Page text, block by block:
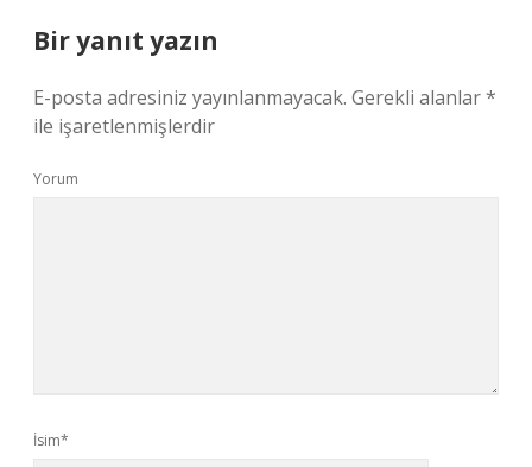
Bir yanıt yazın
E-posta adresiniz yayınlanmayacak. Gerekli alanlar*
ile işaretlenmişlerdir
Yorum
İsim*